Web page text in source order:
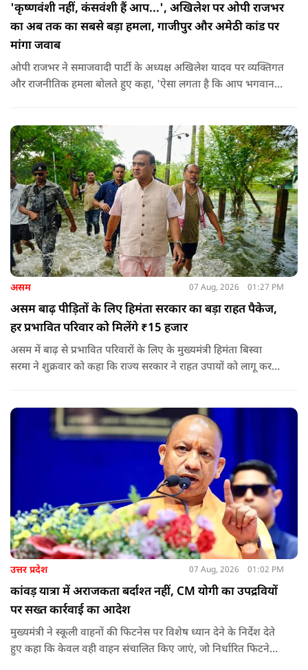
'कृष्णवंशी नहीं, कंसवंशी हैं आप...', अखिलेश पर ओपी राजभर
का अब तक का सबसे बड़ा हमला, गाजीपुर और अमेठी कांड पर
मांगा जवाब
ओपी राजभर ने समाजवादी पार्टी के अध्यक्ष अखिलेश यादव पर व्यक्तिगत
और राजनीतिक हमला बोलते हुए कहा, 'ऐसा लगता है कि आप भगवान
असम 07 Aug, 2026 01:27 PM
असम बाढ़ पीड़ितों के लिए हिमंता सरकार का बड़ा राहत पैकेज,
हर प्रभावित परिवार को मिलेंगे ₹15 हजार
असम में बाढ़ से प्रभावित परिवारों के लिए के मुख्यमंत्री हिमंता बिस्वा
सरमा ने शुक्रवार को कहा कि राज्य सरकार ने राहत उपायों को लागू करना
उत्तर प्रदेश 07 Aug, 2026 01:02 PM
कांवड़ यात्रा में अराजकता बर्दाश्त नहीं, CM योगी का उपद्रवियों
पर सख्त कार्रवाई का आदेश
मुख्यमंत्री ने स्कूली वाहनों की फिटनेस पर विशेष ध्यान देने के निर्देश देते
हुए कहा कि केवल वही वाहन संचालित किए जाएं, जो निर्धारित फिटनेस